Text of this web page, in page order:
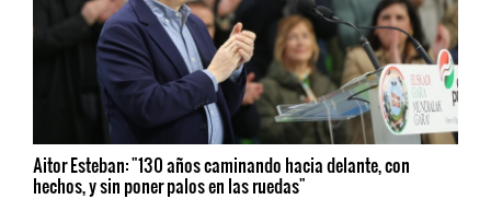
Aitor Esteban: "130 años caminando hacia delante, con
hechos, y sin poner palos en las ruedas"